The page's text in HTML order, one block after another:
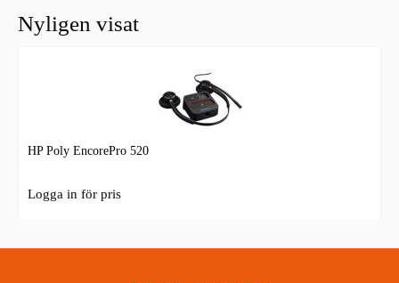
Nyligen visat
HP Poly EncorePro 520
Logga in för pris